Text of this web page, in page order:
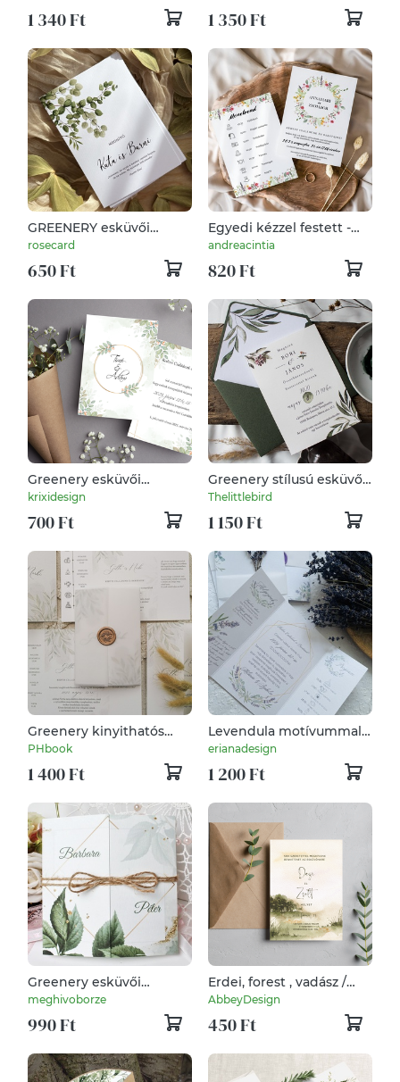
1 340 Ft
oltárhajtott
1 350 Ft
GREENERY esküvői
meghívó
rosecard
650 Ft
Egyedi kézzel festett -
Greenery tavaszi virágos
egylapos
andreacintia
820 Ft
Greenery esküvői
meghívó
krixidesign
700 Ft
Greenery stílusú esküvői
meghívó borítékkal
Thelittlebird
1 150 Ft
Greenery kinyithatós
meghívó, pecséttel
PHbook
1 400 Ft
Levendula motívummal
ellátott esküvői meghívó
száraz levendulával és
viaszpecséttel
erianadesign
1 200 Ft
Greenery esküvői
meghívó ablakos
formátumban
meghivoborze
990 Ft
Erdei, forest , vadász /
greenery /esküvői
meghívó
AbbeyDesign
450 Ft